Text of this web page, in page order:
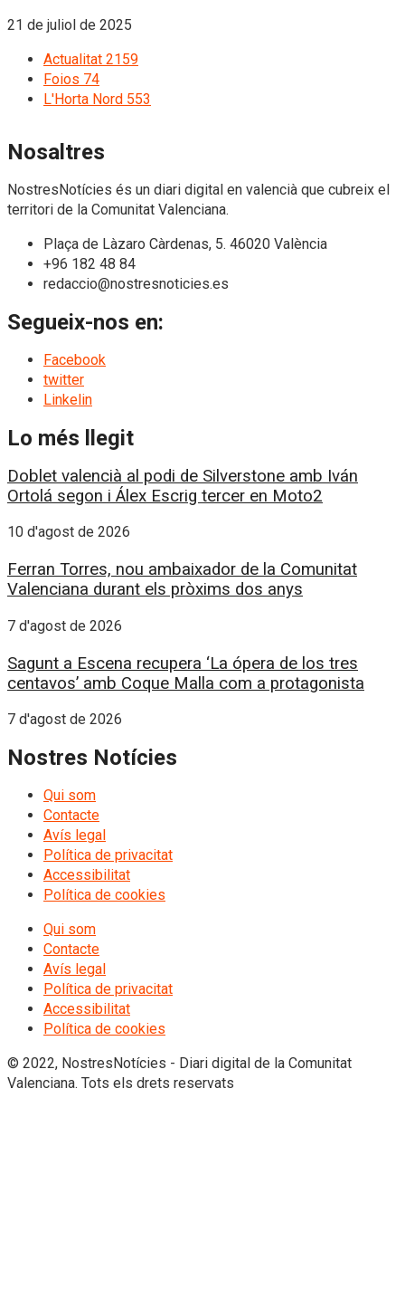
21 de juliol de 2025
Actualitat 2159
Foios 74
L'Horta Nord 553
Nosaltres
NostresNotícies és un diari digital en valencià que cubreix el
territori de la Comunitat Valenciana.
Plaça de Làzaro Càrdenas, 5. 46020 València
+96 182 48 84
redaccio@nostresnoticies.es
Segueix-nos en:
Facebook
twitter
Linkelin
Lo més llegit
Doblet valencià al podi de Silverstone amb Iván
Ortolá segon i Álex Escrig tercer en Moto2
10 d'agost de 2026
Ferran Torres, nou ambaixador de la Comunitat
Valenciana durant els pròxims dos anys
7 d'agost de 2026
Sagunt a Escena recupera ‘La ópera de los tres
centavos’ amb Coque Malla com a protagonista
7 d'agost de 2026
Nostres Notícies
Qui som
Contacte
Avís legal
Política de privacitat
Accessibilitat
Política de cookies
Qui som
Contacte
Avís legal
Política de privacitat
Accessibilitat
Política de cookies
© 2022, NostresNotícies - Diari digital de la Comunitat
Valenciana. Tots els drets reservats